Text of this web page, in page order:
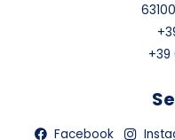
+39
Facebook